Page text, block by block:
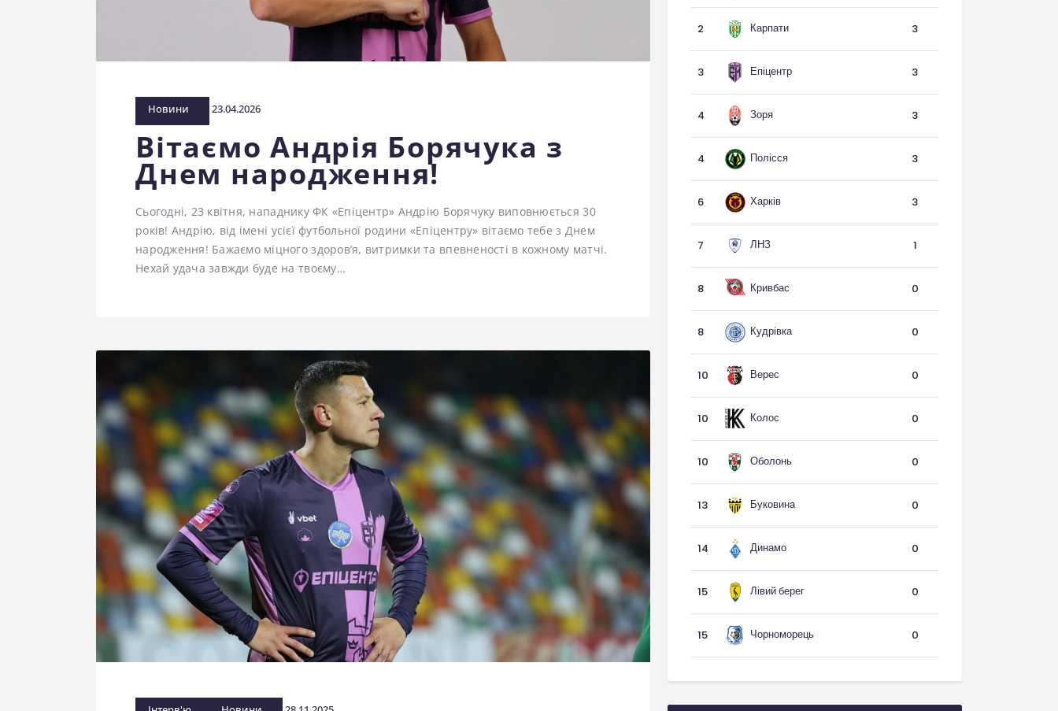
Новини 23.04.2026
Вітаємо Андрія Борячука з
Днем народження!
Сьогодні, 23 квітня, нападнику ФК «Епіцентр» Андрію Борячуку виповнюється 30
років! Андрію, від імені усієї футбольної родини «Епіцентру» вітаємо тебе з Днем
народження! Бажаємо міцного здоров’я, витримки та впевненості в кожному матчі.
Нехай удача завжди буде на твоєму…
2 Карпати 3
3 Епіцентр 3
4 Зоря 3
4 Полісся 3
6 Харків 3
7 ЛНЗ 1
8 Кривбас 0
8 Кудрівка 0
10 Верес 0
10 Колос 0
10 Оболонь 0
13 Буковина 0
14 Динамо 0
15 Лівий берег 0
15 Чорноморець 0